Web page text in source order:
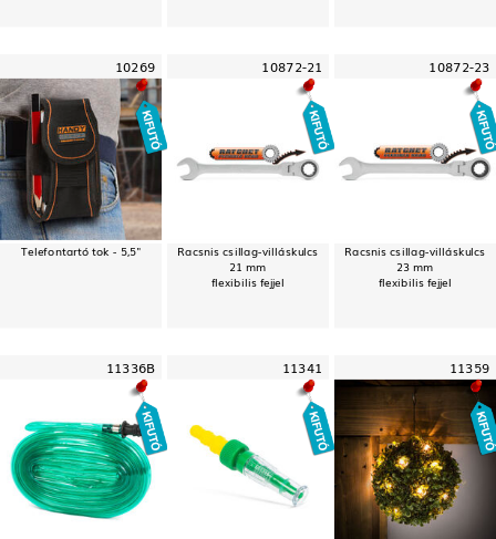
10269
Telefontartó tok - 5,5"
10872-21
Racsnis csillag-villáskulcs
21 mm
flexibilis fejjel
10872-23
Racsnis csillag-villáskulcs
23 mm
flexibilis fejjel
11336B 11341 11359